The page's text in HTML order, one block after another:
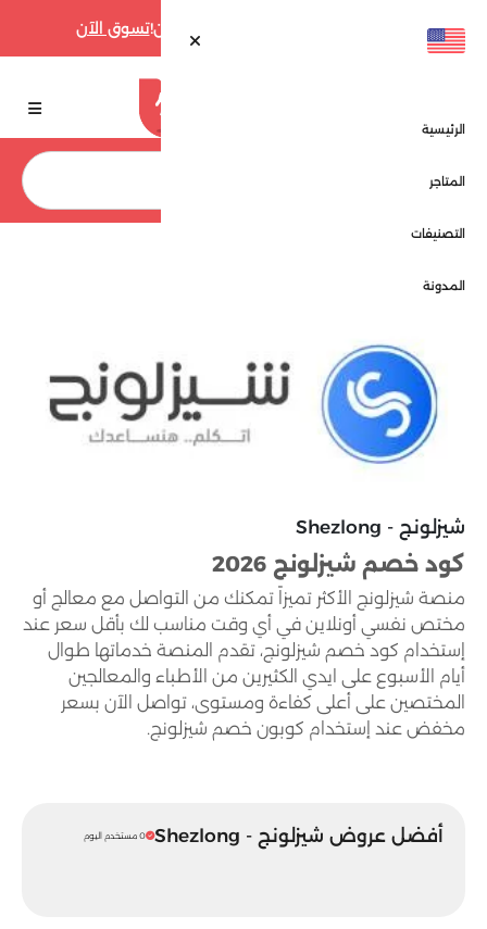
تسوق الآن
الرئيسية
المتاجر
التصنيفات
المدونة
شيزلونج - Shezlong
كود خصم شيزلونج 2026
منصة شيزلونج الأكثر تميزاً تمكنك من التواصل مع معالج أو
مختص نفسي أونلاين في أي وقت مناسب لك بأقل سعر عند
إستخدام كود خصم شيزلونج، تقدم المنصة خدماتها طوال
أيام الأسبوع على ايدي الكثيرين من الأطباء والمعالجين
المختصين على أعلى كفاءة ومستوى، تواصل الآن بسعر
مخفض عند إستخدام كوبون خصم شيزلونج.
أفضل عروض شيزلونج - Shezlong 0 مستخدم اليوم